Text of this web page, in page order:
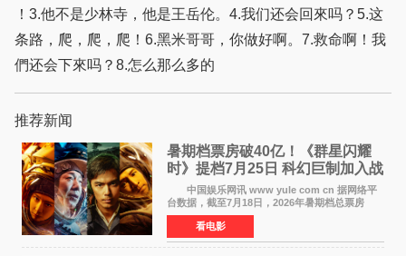
！3.他不是少林寺，他是王岳伦。4.我们还会回來吗？5.这
条路，爬，爬，爬！6.黑米哥哥，你做好啊。7.救命啊！我
們还会下來吗？8.怎么那么多的
推荐新闻
暑期档票房破40亿！《群星闪耀
时》提档7月25日 科幻巨制加入战
中国娱乐网讯 www yule com cn 据网络平
台数据，截至7月18日，2026年暑期档总票房
（含预售）已正式突破40亿元大关，年度总票房
也随之逼近197亿元。超百部中外佳片同台竞技，
点燃了盛夏的电
看电影